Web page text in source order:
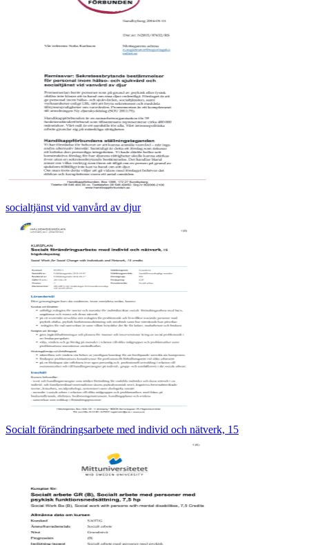
socialtjänst vid vanvård av djur
Socialt förändringsarbete med individ och nätverk, 15